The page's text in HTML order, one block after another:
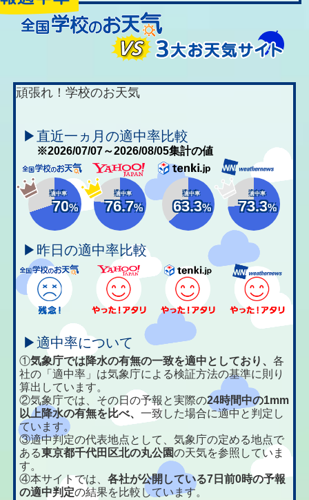
頑張れ！学校のお天気
▶直近一ヵ月の適中率比較
※2026/07/07～2026/08/05集計の値
適中率
70%
適中率
76.7%
適中率
63.3%
適中率
73.3%
▶昨日の適中率比較
▶適中率について
①気象庁では降水の有無の一致を適中としており、各
社の「適中率」は気象庁による検証方法の基準に則り
算出しています。
②気象庁では、その日の予報と実際の24時間中の1mm
以上降水の有無を比べ、一致した場合に適中と判定し
ています。
③適中判定の代表地点として、気象庁の定める地点で
ある東京都千代田区北の丸公園の天気を参照していま
す。
④本サイトでは、各社が公開している7日前0時の予報
の適中判定の結果を比較しています。